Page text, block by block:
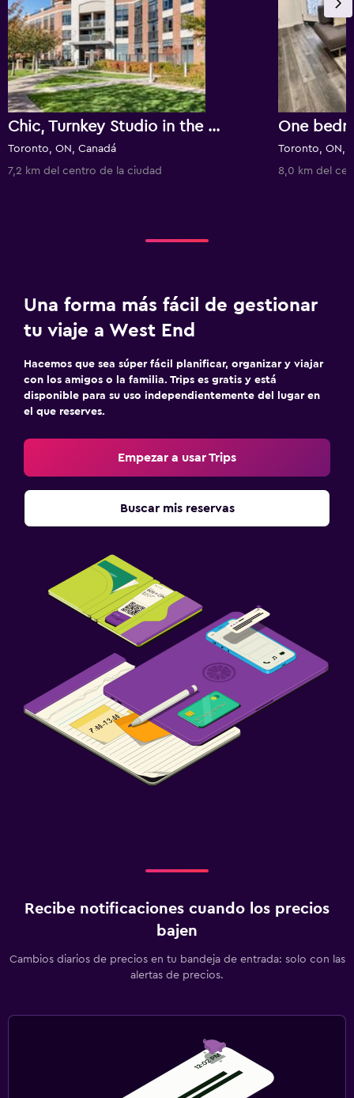
Chic, Turnkey Studio in the Heart of the Toronto Junction! (6-Month Min.)
Toronto, ON, Canadá
7,2 km del centro de la ciudad
Toronto, ON,
8,0 km del
Una forma más fácil de gestionar
tu viaje a West End
Hacemos que sea súper fácil planificar, organizar y viajar
con los amigos o la familia. Trips es gratis y está
disponible para su uso independientemente del lugar en
el que reserves.
Empezar a usar Trips
Buscar mis reservas
Recibe notificaciones cuando los precios
bajen
Cambios diarios de precios en tu bandeja de entrada: solo con las
alertas de precios.